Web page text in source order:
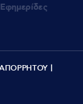
Εφημερίδες
ΑΠΟΡΡΗΤΟΥ|